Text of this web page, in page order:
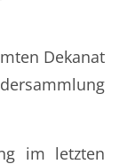
Dekanat
im letzten